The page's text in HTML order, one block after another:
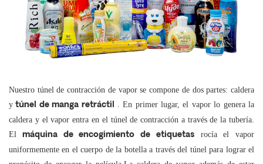
Nuestro túnel de contracción de vapor se compone de dos partes: caldera
y túnel de manga retráctil
. En primer lugar, el vapor lo genera la
caldera y el vapor entra en el túnel de contracción a través de la tubería.
El máquina de encogimiento de etiquetasrocía el vapor
uniformemente en el cuerpo de la botella a través del túnel para lograr el